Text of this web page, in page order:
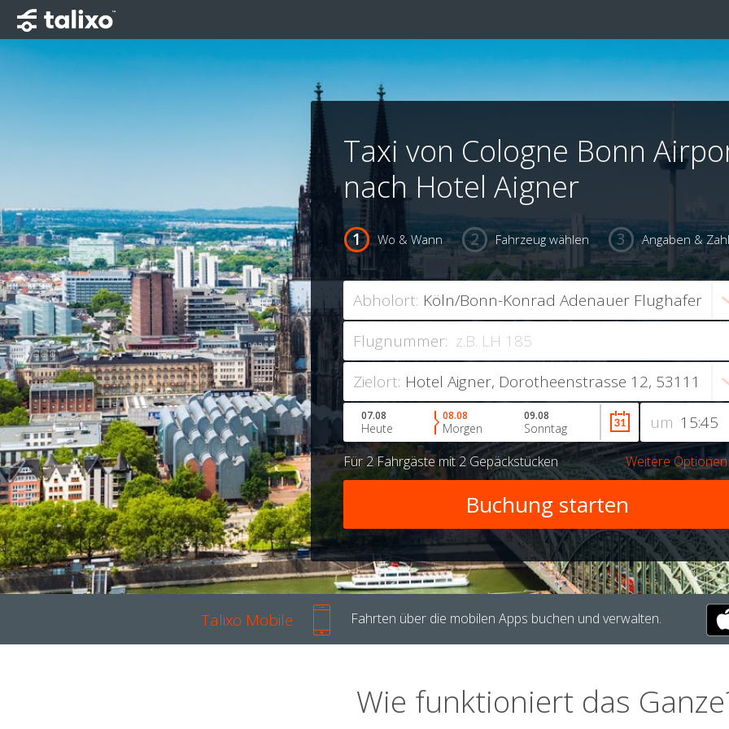
Taxi von Cologne Bonn
nach Hotel Aigner
Wo & Wann Fahrzeug wählen Angaben &
Abholort:
Flugnummer:
Zielort:
um
07.08
Heute
08.08
Morgen
09.08
Sonntag
Für2 Fahrgästemit2 Gepäckstücken Weitere Optionen
Talixo Mobile Fahrten über die mobilen Apps buchen und verwalten.
Wie funktioniert das